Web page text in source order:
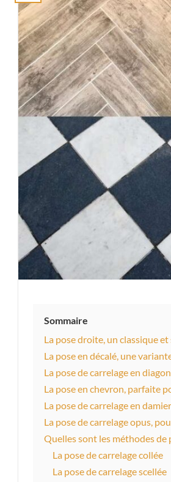
Sommaire
La pose droite, un classique
La pose en décalé, une
La pose de carrelage en
La pose en chevron, parfaite
La pose de carrelage en
La pose de carrelage opus,
Quelles sont les méthodes de
La pose de carrelage collée
La pose de carrelage scellée